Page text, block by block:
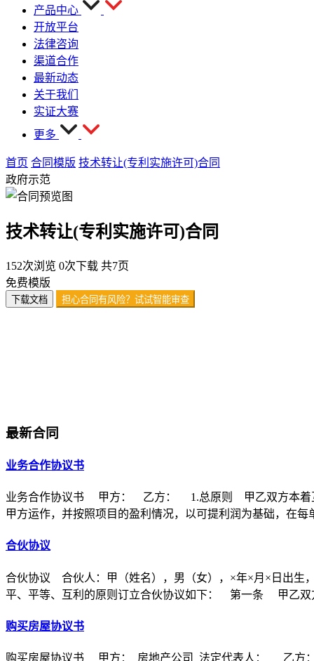
产品中心
开放平台
法律咨询
渠道合作
最新动态
关于我们
实证大赛
更多
首页 合同模版 技术转让(专利实施许可)合同
政府示范
技术转让(专利实施许可)合同
152次浏览 0次下载 共7页
免费模版
下载文档 担心合同有风险？试试智能审查
最新合同
业务合作协议书
业务合作协议书 甲方： 乙方： 1.总原则 甲乙双方本着互
甲方运作，并按照项目的盈利情况，以可提利润为基础，在每
合伙协议
合伙协议 合伙人：甲（姓名），男（女），×年×月×日出
平、平等、互利的原则订立合伙协议如下： 第一条 甲乙双
购买房屋协议书
购买房屋协议书 甲方：_房地产公司_法定代表人：_ 乙方